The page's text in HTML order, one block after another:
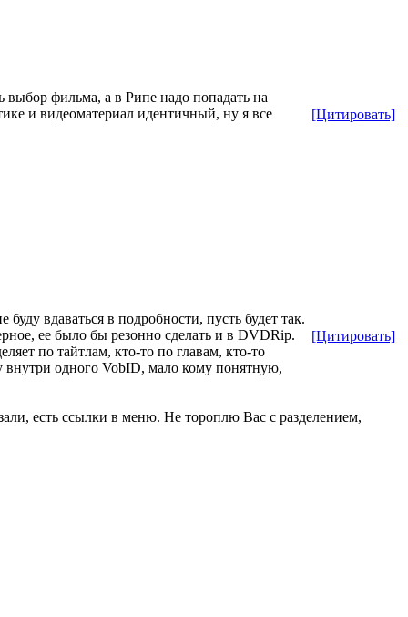
[Цитировать]
фильма, а в Рипе надо попадать на
и видеоматериал идентичный, ну я все
[Цитировать]
вдаваться в подробности, пусть будет так.
ее было бы резонно сделать и в DVDRip.
по тайтлам, кто-то по главам, кто-то
внутри одного VobID, мало кому понятную,
есть ссылки в меню. Не тороплю Вас с разделением,